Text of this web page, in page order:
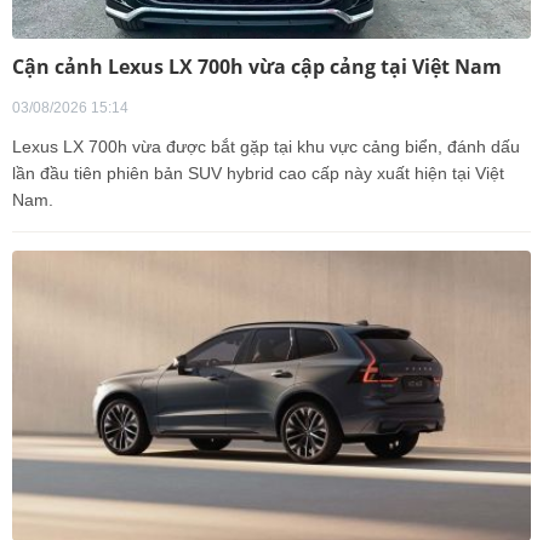
Cận cảnh Lexus LX 700h vừa cập cảng tại Việt Nam
03/08/2026 15:14
Lexus LX 700h vừa được bắt gặp tại khu vực cảng biển, đánh dấu
lần đầu tiên phiên bản SUV hybrid cao cấp này xuất hiện tại Việt
Nam.